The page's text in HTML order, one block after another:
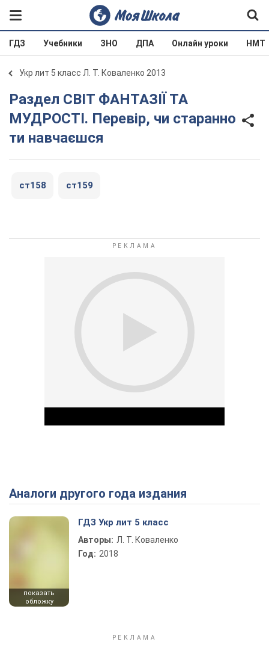
ГДЗ Учебники ЗНО ДПА Онлайн уроки НМТ
Укр лит 5 класс Л. Т. Коваленко 2013
Раздел СВІТ ФАНТАЗІЇ ТА
МУДРОСТІ. Перевір, чи старанно
ти навчаєшся
ст158 ст159
Play Video
Аналоги другого года издания
показать
обложку
ГДЗ Укр лит 5 класс
Авторы: Л. Т. Коваленко
Год: 2018